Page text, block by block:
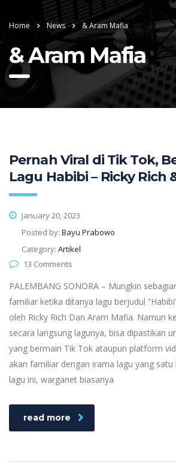
Home News & Aram Mafia
& Aram Mafia
Pernah Viral di Tik Tok,
Lagu Habibi – Ricky Rich
January 20, 2023
Posted by: Bayu Prabowo
Category: Artikel
13 Comments
PALEMBANG SONORA – Mungkin
familiar ketika ditanya lagu berjudul
oleh Ricky Rich Dan Aram Mafia. Namun
secara langsung lagunya, bisa dipastikan
yang bermain Tik Tok ataupun platform
akan familiar dengan irama lagu yang
lagu ini, warganet biasanya
read more